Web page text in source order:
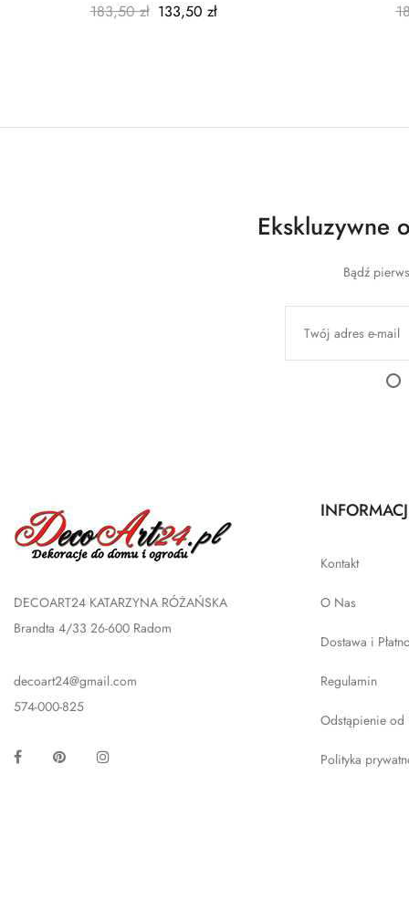
183,50 zł 133,50 zł
Ekskluzywne
Bądź
DECOART24 KATARZYNA RÓŻAŃSKA
Brandta 4/33 26-600 Radom
decoart24@gmail.com
574-000-825
Facebook Pinterest
Kontakt
O Nas
Dostawa i
Regulamin
Odstąpienie od
Polityka